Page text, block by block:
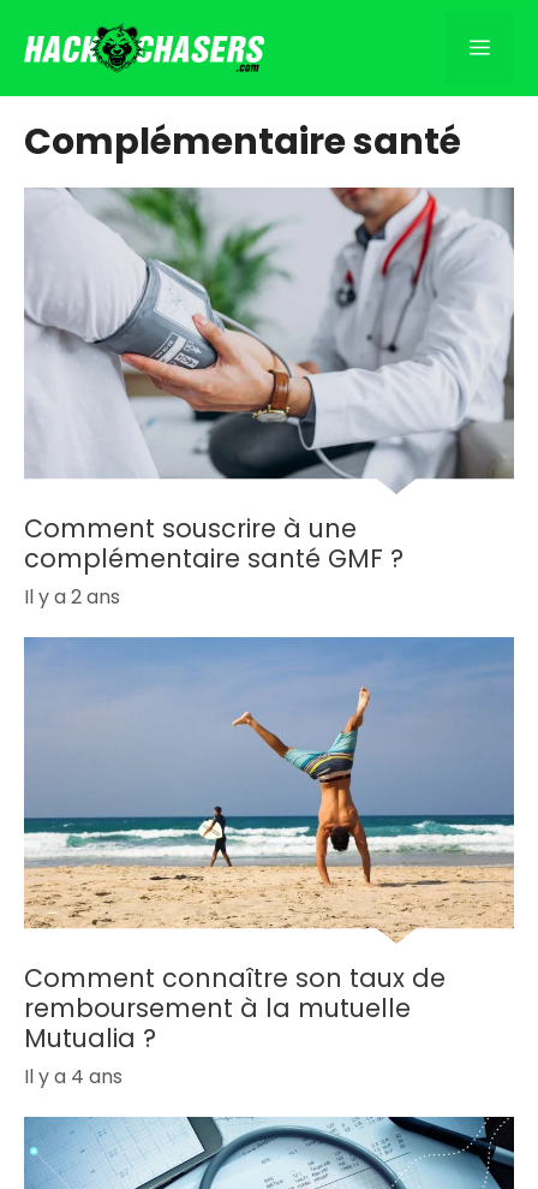
au
Complémentaire santé
Comment souscrire à une
complémentaire santé GMF ?
Il y a 2 ans
Comment connaître son taux de
remboursement à la mutuelle
Mutualia ?
Il y a 4 ans